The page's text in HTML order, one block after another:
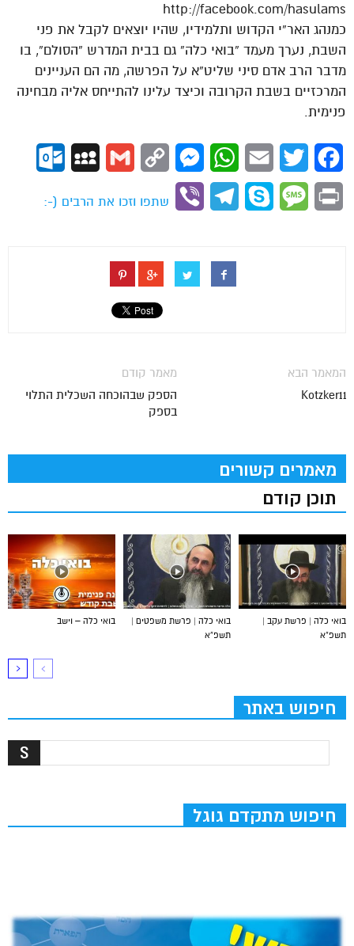
http://facebook.com/hasulams
כמנהג האר”י הקדוש ותלמידיו, שהיו יוצאים לקבל את פני
השבת, נערך מעמד “בואי כלה” גם בבית המדרש “הסולם”, בו
מדבר הרב אדם סיני שליט”א על הפרשה, מה הם העניינים
המרכזיים בשבת הקרובה וכיצד עלינו להתייחס אליה מבחינה
פנימית.
Facebook
Twitter
Email
WhatsApp
Messenger
Copy
Gmail
MySpace
Print
Message
Skype
Telegram
Viber
שתפו וזכו את הרבים (-:
מאמר קודם
הספק שבהוכחה השכלית התלוי
בספק
המאמר הבא
Kotzker11
מאמרים קשורים
תוכן קודם
בואי כלה – וישב
בואי כלה | פרשת משפטים |
תשפ”א
בואי כלה | פרשת עקב |
תשפ”א
חיפוש באתר
חיפוש מתקדם גוגל